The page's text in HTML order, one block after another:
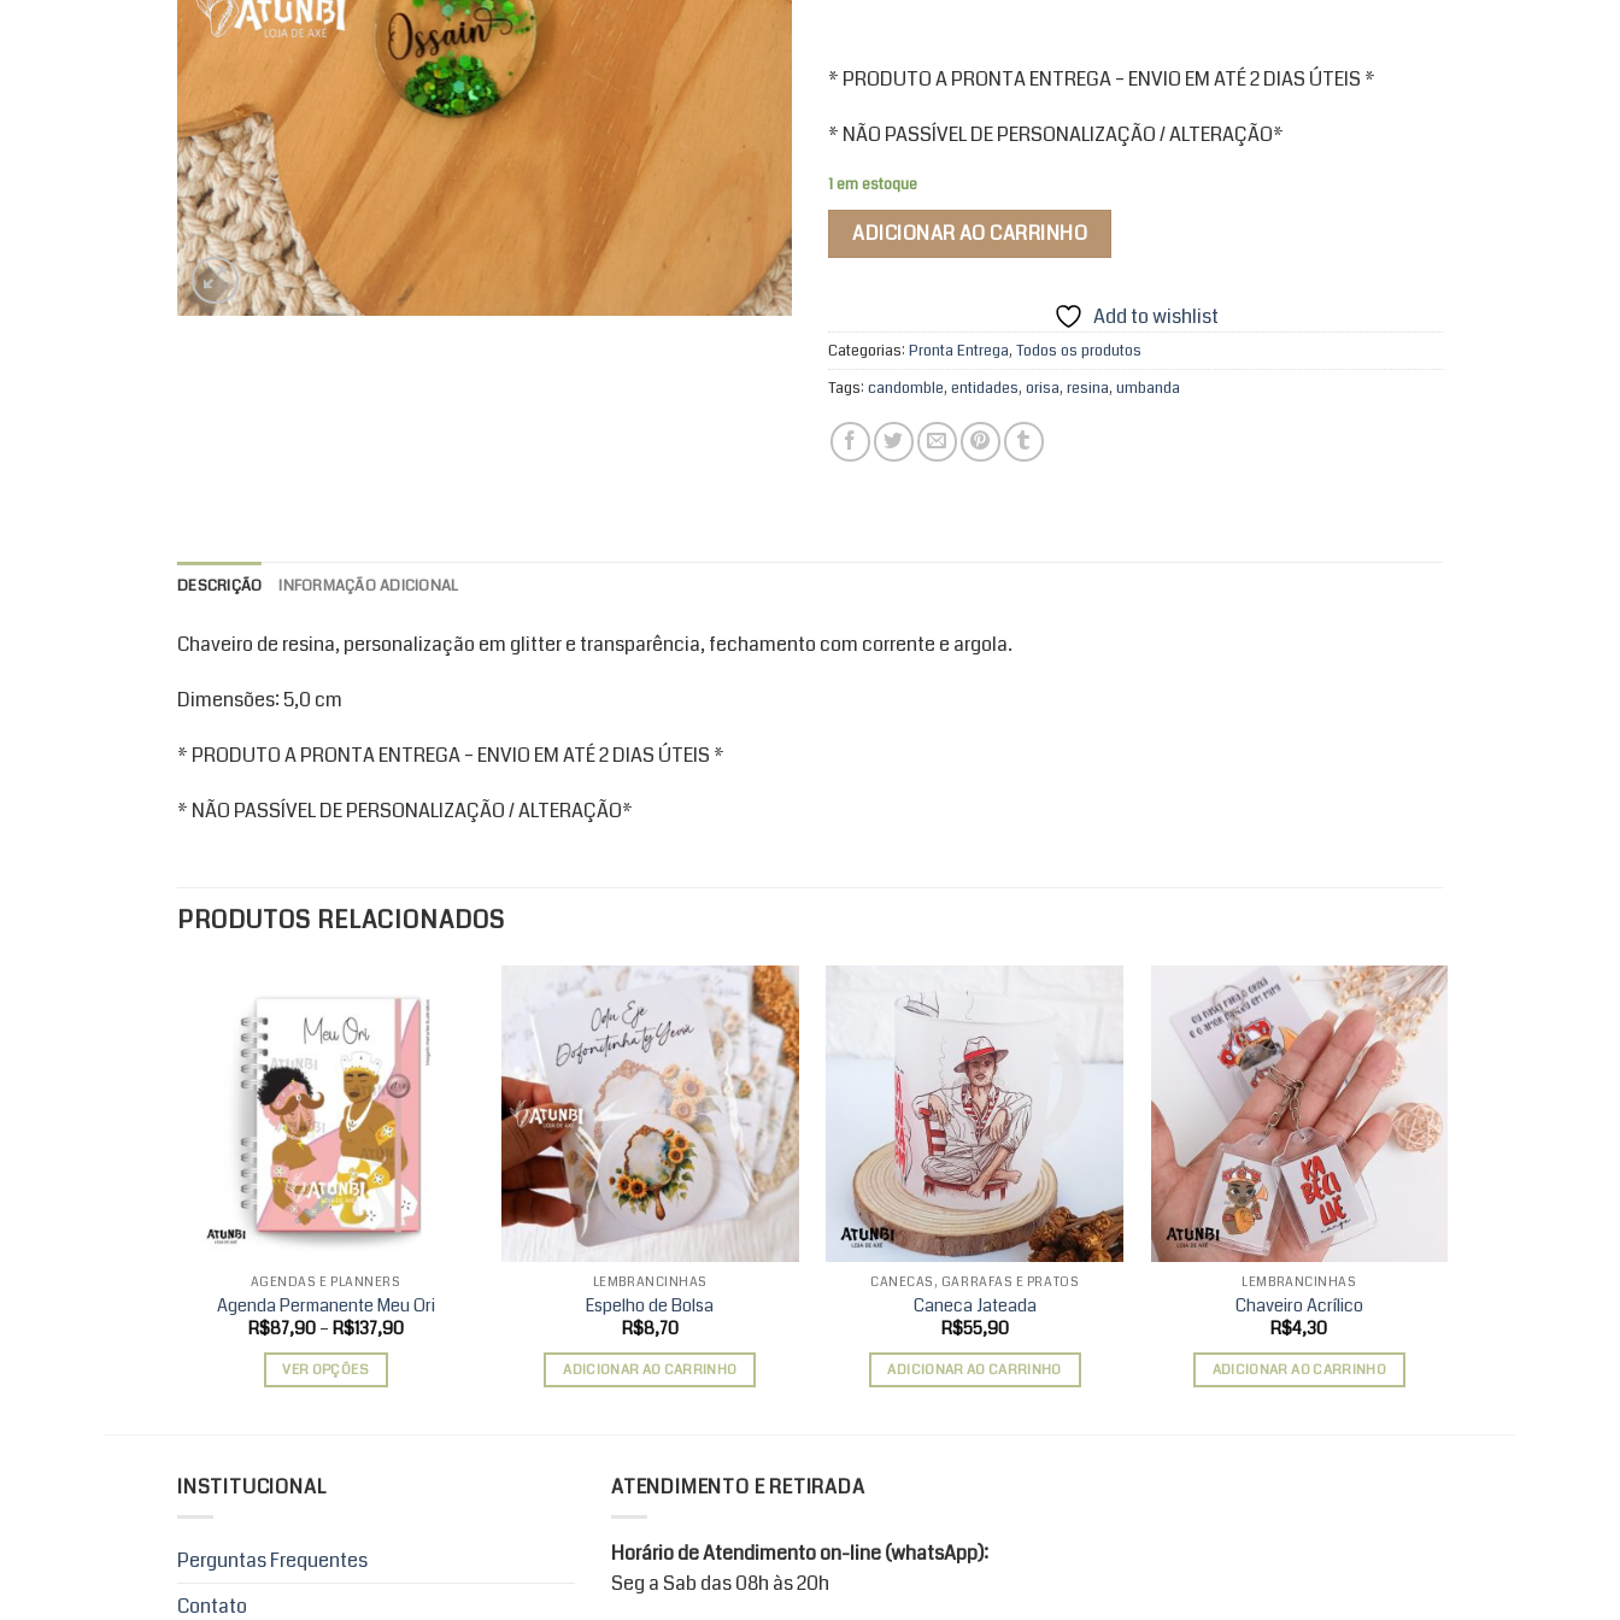
* PRODUTO A PRONTA ENTREGA – ENVIO EM ATÉ 2 DIAS ÚTEIS *
* NÃO PASSÍVEL DE PERSONALIZAÇÃO / ALTERAÇÃO*
1 em estoque
ADICIONAR AO CARRINHO
Add to wishlist
Categorias: Pronta Entrega, Todos os produtos
Tags: candomble, entidades, orisa, resina, umbanda
DESCRIÇÃO INFORMAÇÃO ADICIONAL
Chaveiro de resina, personalização em glitter e transparência, fechamento com corrente e argola.
Dimensões: 5,0 cm
* PRODUTO A PRONTA ENTREGA – ENVIO EM ATÉ 2 DIAS ÚTEIS *
* NÃO PASSÍVEL DE PERSONALIZAÇÃO / ALTERAÇÃO*
PRODUTOS RELACIONADOS
wishlist
AGENDAS E PLANNERS
Agenda Permanente Meu Ori
R$87,90 –R$137,90Faixa
VER OPÇÕES
opções
Add to
wishlist
LEMBRANCINHAS
Espelho de Bolsa
R$8,70
ADICIONAR AO CARRINHO
CANECAS, GARRAFAS E PRATOS
Caneca Jateada
R$55,90
ADICIONAR AO CARRINHO
Add to
wishlist
LEMBRANCINHAS
Chaveiro Acrílico
R$4,30
ADICIONAR AO CARRINHO
INSTITUCIONAL
Perguntas Frequentes
Contato
ATENDIMENTO E RETIRADA
Horário de Atendimento on-line (whatsApp):
Seg a Sab das 08h às 20h